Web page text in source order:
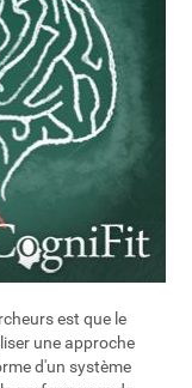
est que le
une approche
d'un système